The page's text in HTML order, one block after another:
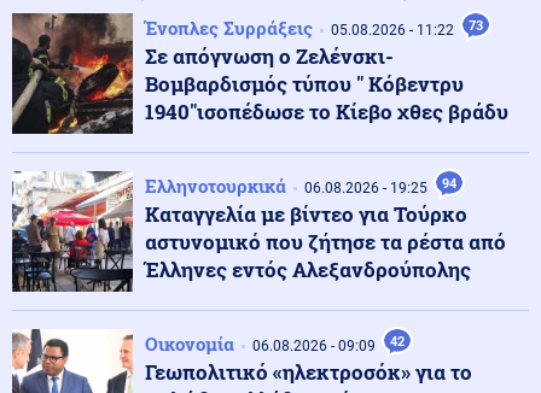
Κοινωνία
Στην Ευελπίδων η 46χρονη που κατηγορείται για τον
εμπρησμό στην Marfin
Πολιτική
Θεοδωρικάκος: «Συμβάλλουμε στην εθνική ασφάλεια
της πατρίδας μας με νέο αναπτυξιακό καθεστώς για
την Άμυνα»
Κόσμος 07.08.2026 - 10:10
Ένοπλες Συρράξεις 05.08.2026 - 11:22 73
Σε απόγνωση ο Ζελένσκι-
Βομβαρδισμός τύπου " Κόβεντρυ
1940"ισοπέδωσε το Κίεβο χθες βράδυ
Ελληνοτουρκικά 06.08.2026 - 19:25 94
Καταγγελία με βίντεο για Τούρκο
αστυνομικό που ζήτησε τα ρέστα από
Έλληνες εντός Αλεξανδρούπολης
Οικονομία 06.08.2026 - 09:09 42
Γεωπολιτικό «ηλεκτροσόκ» για το